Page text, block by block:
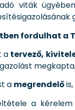
viták
fordulhat a
a tervező,
a megrendelő
a